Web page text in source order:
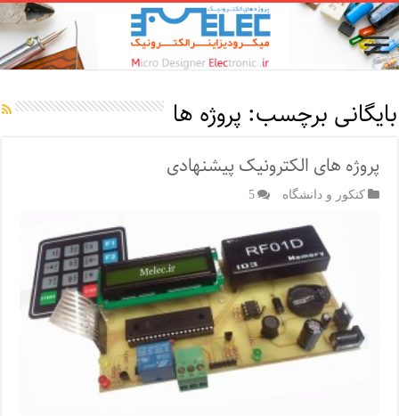
بایگانی برچسب: پروژه ها
پروژه های الکترونیک پیشنهادی
کنکور و دانشگاه 5